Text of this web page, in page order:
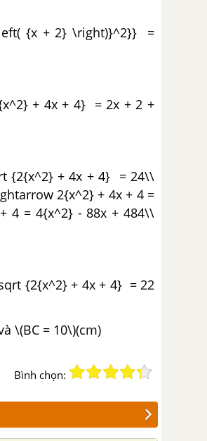
{x + 2} \right)}^2}} =
+ 4x + 4} = 2x + 2 +
{2{x^2} + 4x + 4} = 24\\
2{x^2} + 4x + 4 =
4 = 4{x^2} - 88x + 484\\
{2{x^2} + 4x + 4} = 22
\(BC = 10\)(cm)
Bình chọn: